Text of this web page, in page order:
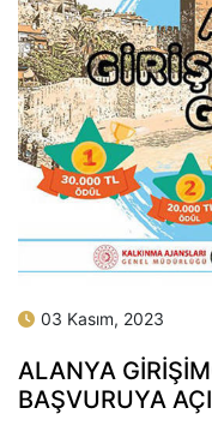
03 Kasım, 2023
ALANYA
BAŞVURUYA